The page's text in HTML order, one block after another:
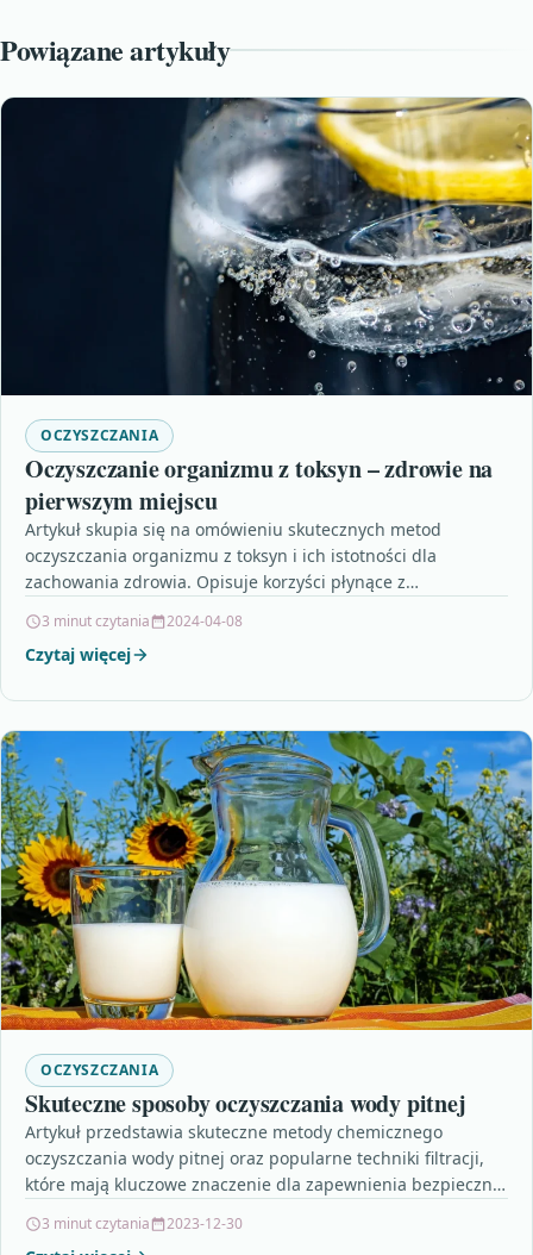
Powiązane artykuły
OCZYSZCZANIA
Oczyszczanie organizmu z toksyn – zdrowie na
pierwszym miejscu
Artykuł skupia się na omówieniu skutecznych metod
oczyszczania organizmu z toksyn i ich istotności dla
zachowania zdrowia. Opisuje korzyści płynące z
3 minut czytania 2024-04-08
Czytaj więcej
OCZYSZCZANIA
Skuteczne sposoby oczyszczania wody pitnej
Artykuł przedstawia skuteczne metody chemicznego
oczyszczania wody pitnej oraz popularne techniki filtracji,
które mają kluczowe znaczenie dla zapewnienia bezpiecznej
3 minut czytania 2023-12-30